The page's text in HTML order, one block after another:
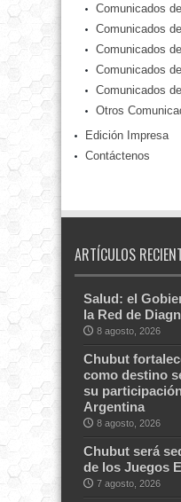
Comunicados
Comunicados
Comunicados
Comunicados
Comunicados
Otros
Edición Impresa
Contáctenos
ARTÍCULOS
Salud: el
la Red de
8 agosto, 2026
Chubut
como destino
su
Argentina
8 agosto, 2026
Chubut será
de los Juegos
7 agosto, 2026